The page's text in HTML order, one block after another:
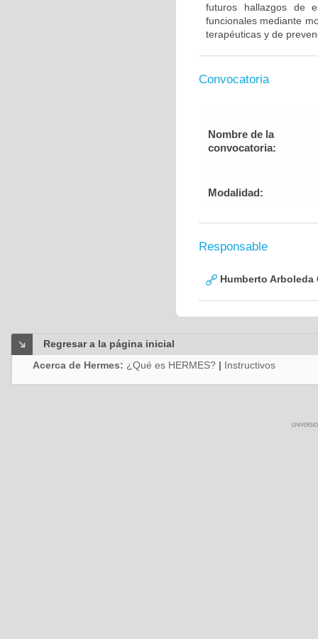
futuros hallazgos de
funcionales mediante
terapéuticas y de
Convocatoria
Nombre de la
convocatoria:
Modalidad:
Responsable
Humberto Arboleda
Regresar a la página inicial
Acerca de Hermes: ¿Qué es HERMES? | Instructivos